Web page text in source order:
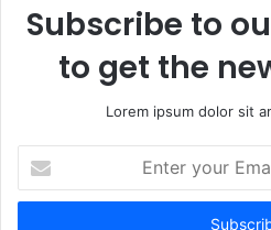
Subscribe to
to get the
Lorem ipsum dolor sit
your
Email